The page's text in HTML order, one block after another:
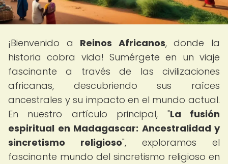
¡Bienvenido a Reinos Africanos, donde la
historia cobra vida! Sumérgete en un viaje
fascinante a través de las civilizaciones
africanas, descubriendo sus raíces
ancestrales y su impacto en el mundo actual.
En nuestro artículo principal, "La fusión
espiritual en Madagascar: Ancestralidad y
sincretismo religioso", exploramos el
fascinante mundo del sincretismo religioso en